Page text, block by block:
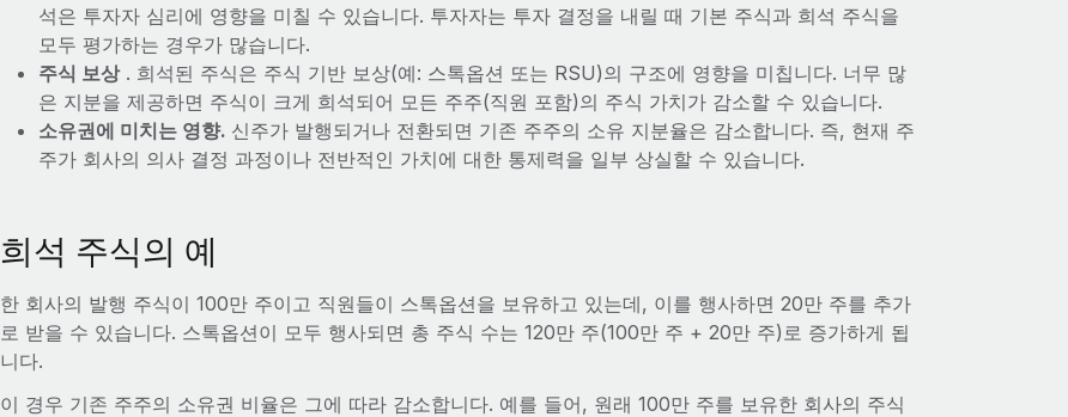
석은 투자자 심리에 영향을 미칠 수 있습니다. 투자자는 투자 결정을 내릴 때 기본 주식과 희석 주식을
모두 평가하는 경우가 많습니다.
주식 보상. 희석된 주식은 주식 기반 보상(예: 스톡옵션 또는 RSU)의 구조에 영향을 미칩니다. 너무 많
은 지분을 제공하면 주식이 크게 희석되어 모든 주주(직원 포함)의 주식 가치가 감소할 수 있습니다.
소유권에 미치는 영향. 신주가 발행되거나 전환되면 기존 주주의 소유 지분율은 감소합니다. 즉, 현재 주
주가 회사의 의사 결정 과정이나 전반적인 가치에 대한 통제력을 일부 상실할 수 있습니다.
희석 주식의 예
한 회사의 발행 주식이 100만 주이고 직원들이 스톡옵션을 보유하고 있는데, 이를 행사하면 20만 주를 추가
로 받을 수 있습니다. 스톡옵션이 모두 행사되면 총 주식 수는 120만 주(100만 주 + 20만 주)로 증가하게 됩
니다.
이 경우 기존 주주의 소유권 비율은 그에 따라 감소합니다. 예를 들어, 원래 100만 주를 보유한 회사의 주식